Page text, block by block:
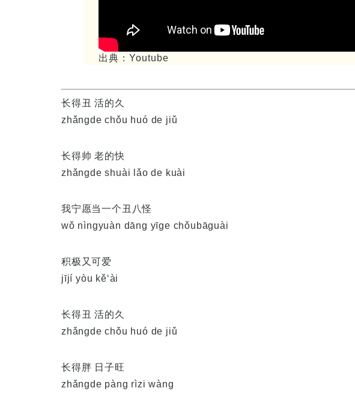
出典：Youtube
长得丑 活的久
zhǎngde chǒu huó de jiǔ
长得帅 老的快
zhǎngde shuài lǎo de kuài
我宁愿当一个丑八怪
wǒ nìngyuàn dāng yīge chǒubāguài
积极又可爱
jījí yòu kě‘ài
长得丑 活的久
zhǎngde chǒu huó de jiǔ
长得胖 日子旺
zhǎngde pàng rìzi wàng